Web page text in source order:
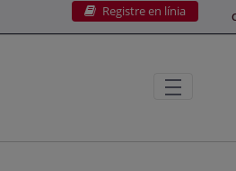
Registre en línia